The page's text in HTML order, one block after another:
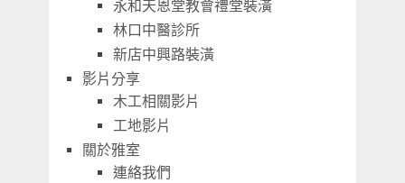
永和天恩堂教會禮堂裝潢
林口中醫診所
新店中興路裝潢
影片分享
木工相關影片
工地影片
關於雅室
連絡我們